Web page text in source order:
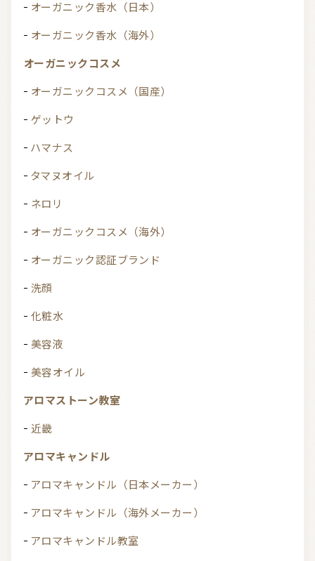
オーガニック香水（日本）
オーガニック香水（海外）
オーガニックコスメ
オーガニックコスメ（国産）
ゲットウ
ハマナス
タマヌオイル
ネロリ
オーガニックコスメ（海外）
オーガニック認証ブランド
洗顔
化粧水
美容液
美容オイル
アロマストーン教室
近畿
アロマキャンドル
アロマキャンドル（日本メーカー）
アロマキャンドル（海外メーカー）
アロマキャンドル教室